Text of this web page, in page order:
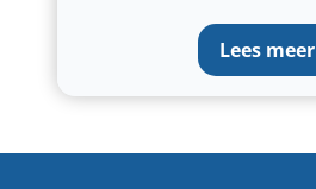
Lees meer